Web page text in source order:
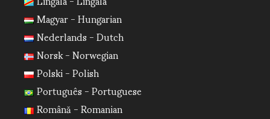
Magyar - Hungarian
Nederlands - Dutch
Norsk - Norwegian
Polski - Polish
Português - Portuguese
Română - Romanian